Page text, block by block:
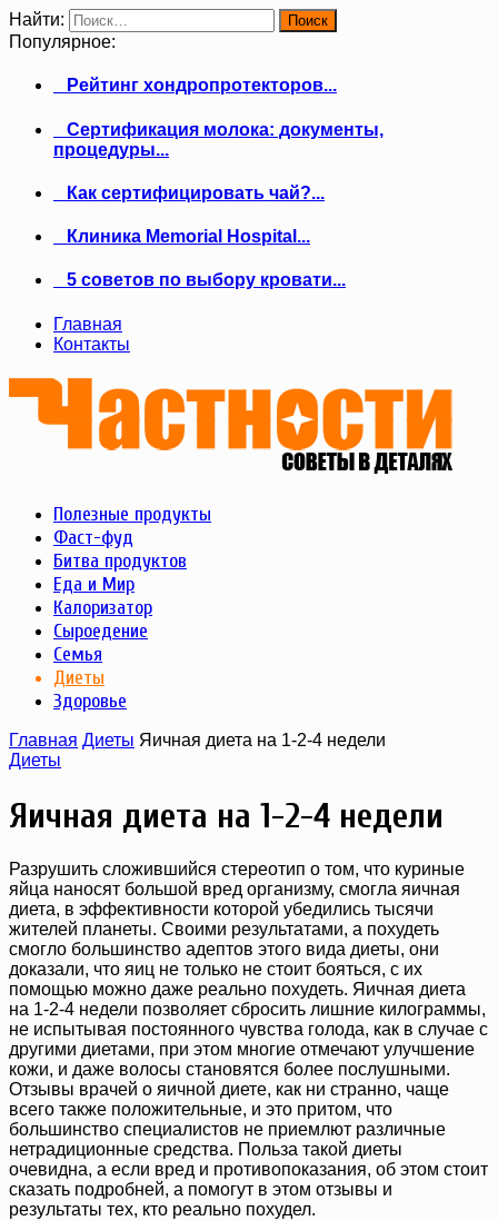
Найти:
Популярное:
Рейтинг хондропротекторов...
Сертификация молока: документы,
процедуры...
Как сертифицировать чай?...
Клиника Memorial Hospital...
5 советов по выбору кровати...
Главная
Контакты
Полезные продукты
Фаст-фуд
Битва продуктов
Еда и Мир
Калоризатор
Сыроедение
Семья
Диеты
Здоровье
Главная Диеты Яичная диета на 1-2-4 недели
Диеты
Яичная диета на 1-2-4 недели
Разрушить сложившийся стереотип о том, что куриные
яйца наносят большой вред организму, смогла яичная
диета, в эффективности которой убедились тысячи
жителей планеты. Своими результатами, а похудеть
смогло большинство адептов этого вида диеты, они
доказали, что яиц не только не стоит бояться, с их
помощью можно даже реально похудеть. Яичная диета
на 1-2-4 недели позволяет сбросить лишние килограммы,
не испытывая постоянного чувства голода, как в случае с
другими диетами, при этом многие отмечают улучшение
кожи, и даже волосы становятся более послушными.
Отзывы врачей о яичной диете, как ни странно, чаще
всего также положительные, и это притом, что
большинство специалистов не приемлют различные
нетрадиционные средства. Польза такой диеты
очевидна, а если вред и противопоказания, об этом стоит
сказать подробней, а помогут в этом отзывы и
результаты тех, кто реально похудел.